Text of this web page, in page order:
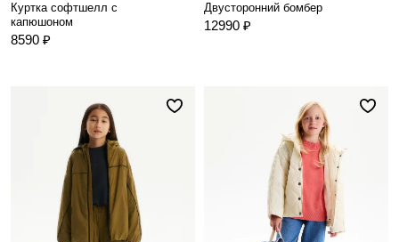
Куртка софтшелл с
капюшоном
8590 ₽
Двусторонний бомбер
12990 ₽